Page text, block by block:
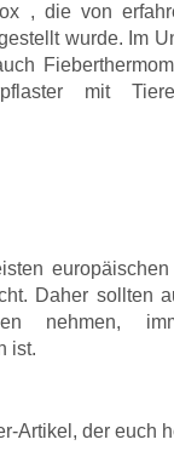
, die von
wurde. Im
mit
Daher sollten
nehmen,
ist.
Artikel, der euch